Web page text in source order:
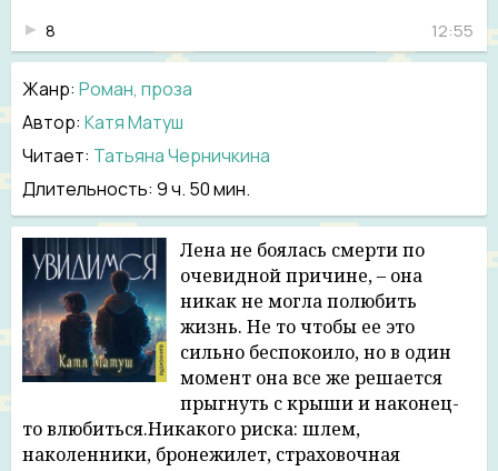
12:55
8
10
11
13
14
15
15:26
16
19:44
17
18
Жанр: Роман, проза
Автор: Катя Матуш
Читает: Татьяна Черничкина
Длительность: 9 ч. 50 мин.
Лена не боялась смерти по
очевидной причине, – она
никак не могла полюбить
жизнь. Не то чтобы ее это
сильно беспокоило, но в один
момент она все же решается
прыгнуть с крыши и наконец-
то влюбиться.Никакого риска: шлем,
наколенники, бронежилет, страховочная